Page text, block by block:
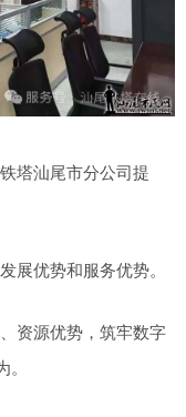
塔汕尾市分公司提
展优势和服务优势。
资源优势，筑牢数字